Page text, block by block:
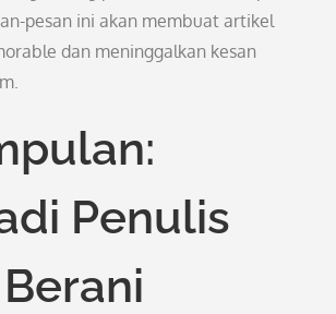
pesan ini akan membuat artikel
dan meninggalkan kesan
Penulis